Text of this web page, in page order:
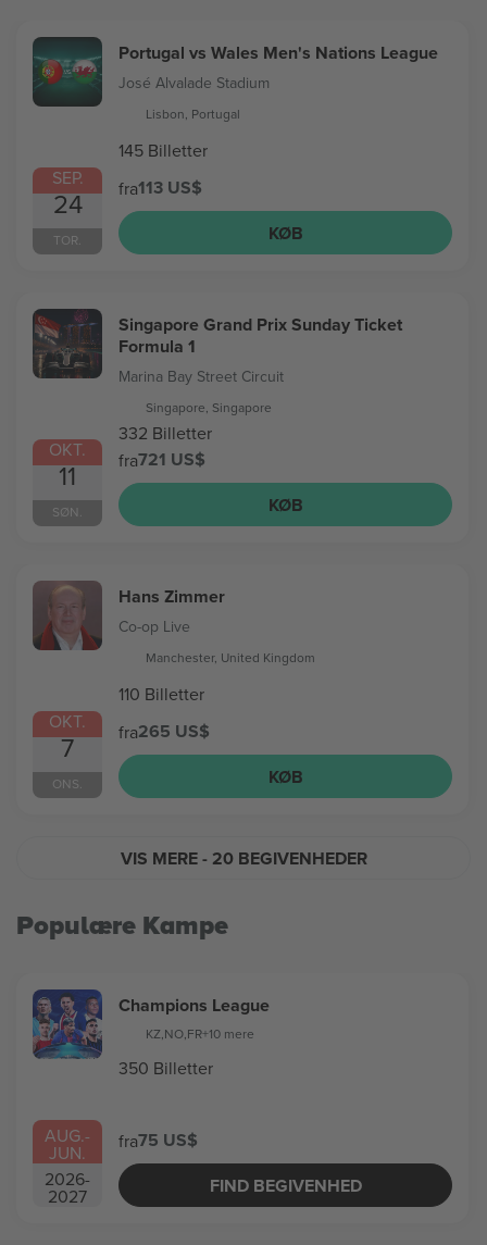
SEP.
24
TOR.
Portugal vs Wales Men's Nations League
José Alvalade Stadium
Lisbon, Portugal
145 Billetter
fra113 US$
KØB
OKT.
11
SØN.
Singapore Grand Prix Sunday Ticket
Formula 1
Marina Bay Street Circuit
Singapore, Singapore
332 Billetter
fra721 US$
KØB
OKT.
7
ONS.
Hans Zimmer
Co-op Live
Manchester, United Kingdom
110 Billetter
fra265 US$
KØB
VIS MERE- 20 BEGIVENHEDER
Populære Kampe
AUG.-
JUN.
2026-
2027
Champions League
KZ,NO,FR+10 mere
350 Billetter
fra75 US$
FIND BEGIVENHED